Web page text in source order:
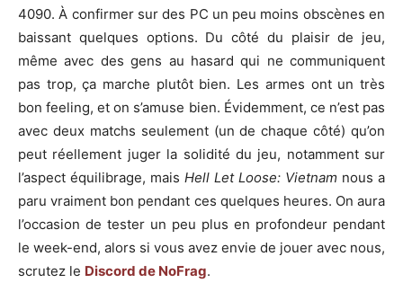
4090. À confirmer sur des PC un peu moins obscènes en
baissant quelques options. Du côté du plaisir de jeu,
même avec des gens au hasard qui ne communiquent
pas trop, ça marche plutôt bien. Les armes ont un très
bon feeling, et on s’amuse bien. Évidemment, ce n’est pas
avec deux matchs seulement (un de chaque côté) qu’on
peut réellement juger la solidité du jeu, notamment sur
l’aspect équilibrage, mais Hell Let Loose: Vietnam nous a
paru vraiment bon pendant ces quelques heures. On aura
l’occasion de tester un peu plus en profondeur pendant
le week-end, alors si vous avez envie de jouer avec nous,
scrutez le Discord de NoFrag.